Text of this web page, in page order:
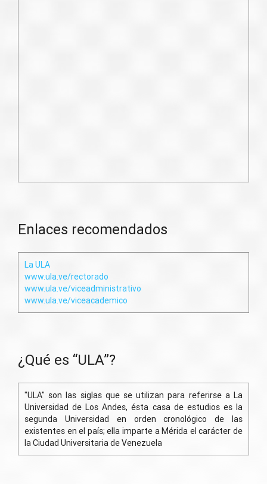
Enlaces recomendados
La ULA
www.ula.ve/rectorado
www.ula.ve/viceadministrativo
www.ula.ve/viceacademico
¿Qué es “ULA”?
"ULA" son las siglas que se utilizan para referirse a La
Universidad de Los Andes, ésta casa de estudios es la
segunda Universidad en orden cronológico de las
existentes en el país; ella imparte a Mérida el carácter de
la Ciudad Universitaria de Venezuela